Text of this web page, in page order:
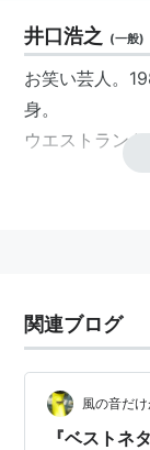
井口浩之 (一般)
お笑い芸人。
身。
ウエストランド
関連ブログ
風の音だ
『ベストネ